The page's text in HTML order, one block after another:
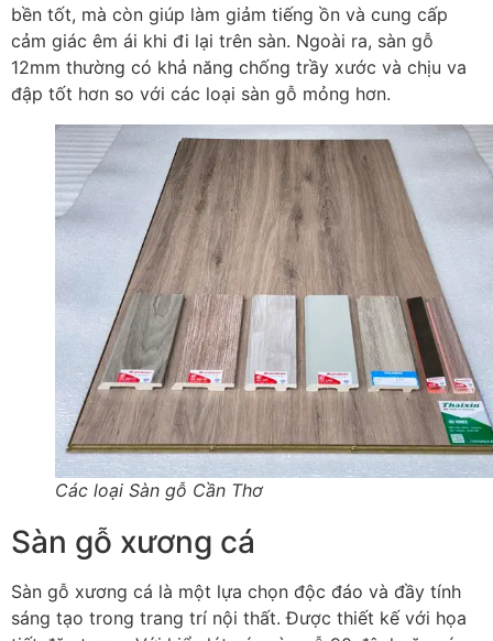
bền tốt, mà còn giúp làm giảm tiếng ồn và cung cấp
cảm giác êm ái khi đi lại trên sàn. Ngoài ra, sàn gỗ
12mm thường có khả năng chống trầy xước và chịu va
đập tốt hơn so với các loại sàn gỗ mỏng hơn.
Các loại Sàn gỗ Cần Thơ
Sàn gỗ xương cá
Sàn gỗ xương cá là một lựa chọn độc đáo và đầy tính
sáng tạo trong trang trí nội thất. Được thiết kế với họa